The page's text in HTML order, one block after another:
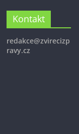
Kontakt
redakce@zvirecizp
ravy.cz